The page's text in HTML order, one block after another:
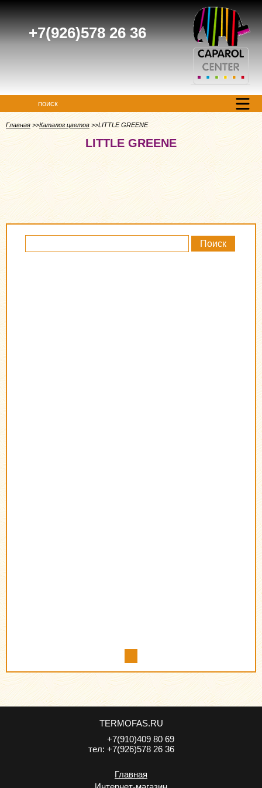
+7(926)578 26 36
поиск
Главная Каталог цветов LITTLE GREENE
LITTLE GREENE
Поиск
TERMOFAS.RU
тел:
+7(910)409 80 69
+7(926)578 26 36
Главная